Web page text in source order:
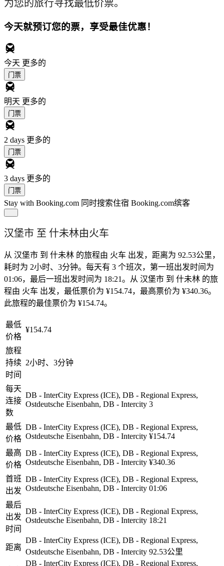
为您的旅行寻找最低价票。
今天就预订您的票，享受最佳优惠！
今天 更多的
门票
明天 更多的
门票
2 days 更多的
门票
3 days 更多的
门票
Stay with Booking.com 同时搜索住宿 Booking.com缤客
汉堡市 至 什未林由火车
从 汉堡市 到 什未林 的旅程由 火车 出发，距离为 92.53公里，
耗时为 2小时、3分钟。每天有 3 个班次，第一班出发时间为
01:06，最后一班出发时间为 18:21。从 汉堡市 到 什未林 的旅
程由 火车 出发，最低票价为 ¥154.74，最高票价为 ¥340.36。
此旅程的最佳票价为 ¥154.74。
最低
价格
¥154.74
旅程
持续
时间
2小时、3分钟
每天
连接
数
DB - InterCity Express (ICE), DB - Regional Express,
Ostdeutsche Eisenbahn, DB - Intercity 3
最低
价格
DB - InterCity Express (ICE), DB - Regional Express,
Ostdeutsche Eisenbahn, DB - Intercity ¥154.74
最高
价格
DB - InterCity Express (ICE), DB - Regional Express,
Ostdeutsche Eisenbahn, DB - Intercity ¥340.36
首班
出发
DB - InterCity Express (ICE), DB - Regional Express,
Ostdeutsche Eisenbahn, DB - Intercity 01:06
最后
出发
时间
DB - InterCity Express (ICE), DB - Regional Express,
Ostdeutsche Eisenbahn, DB - Intercity 18:21
距离
DB - InterCity Express (ICE), DB - Regional Express,
Ostdeutsche Eisenbahn, DB - Intercity 92.53公里
DB - InterCity Express (ICE), DB - Regional Express,